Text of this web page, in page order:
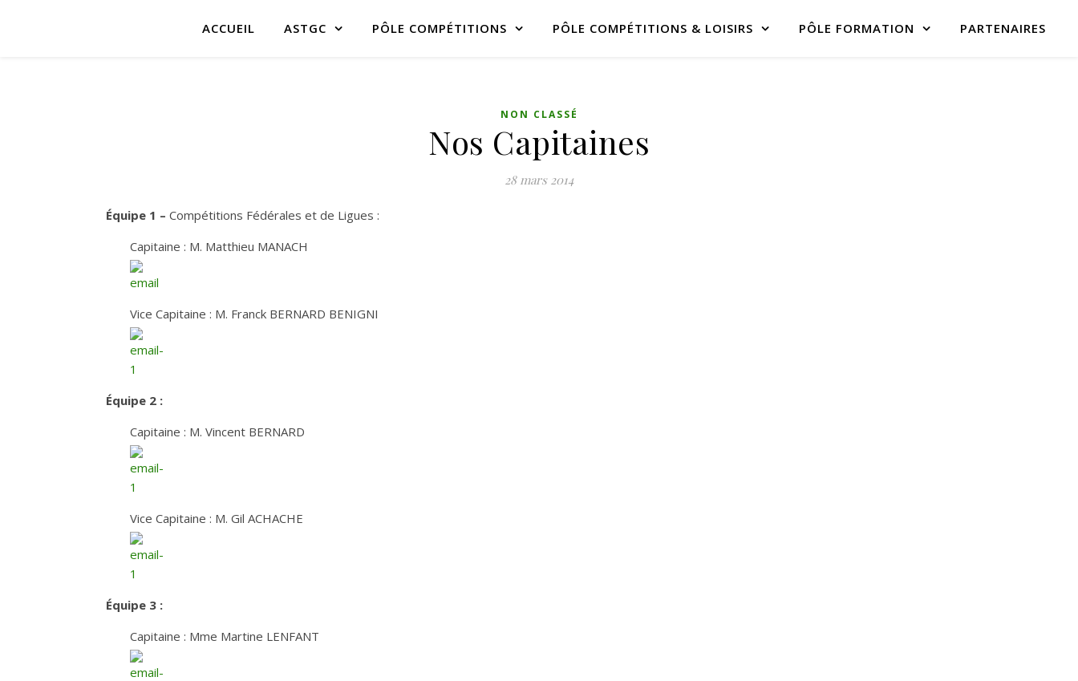
ACCUEIL ASTGC PÔLE COMPÉTITIONS PÔLE COMPÉTITIONS & LOISIRS PÔLE FORMATION PARTENAIRES
NON CLASSÉ
Nos Capitaines
28 mars 2014
Équipe 1 – Compétitions Fédérales et de Ligues :
Capitaine : M. Matthieu MANACH
Vice Capitaine : M. Franck BERNARD BENIGNI
Équipe 2 :
Capitaine : M. Vincent BERNARD
Vice Capitaine : M. Gil ACHACHE
Équipe 3 :
Capitaine : Mme Martine LENFANT